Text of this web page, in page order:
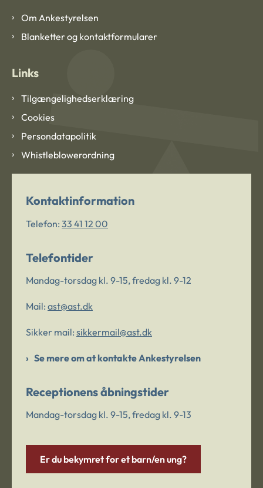
Om Ankestyrelsen
Blanketter og kontaktformularer
Links
Tilgængelighedserklæring
Cookies
Persondatapolitik
Whistleblowerordning
Kontaktinformation
Telefon: 33 41 12 00
Telefontider
Mandag-torsdag kl. 9-15, fredag kl. 9-12
Mail: ast@ast.dk
Sikker mail: sikkermail@ast.dk
Se mere om at kontakte Ankestyrelsen
Receptionens åbningstider
Mandag-torsdag kl. 9-15, fredag kl. 9-13
Er du bekymret for et barn/en ung?